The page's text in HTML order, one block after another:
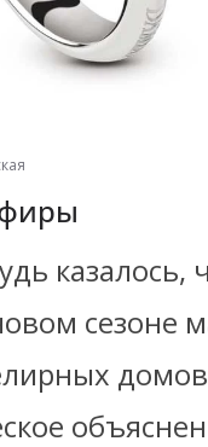
казалось,
сезоне